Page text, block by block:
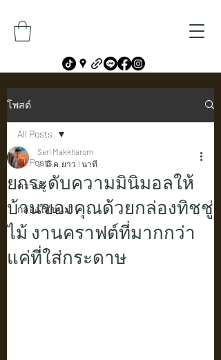
โพสต์
All Posts
ความรู้
กล่องใส่ขนม
All Posts
ยกระดับความมินิมอลให้
บ้านของคุณด้วยกล่องทิชชู่
ไม้ งานคราฟต์ที่มากกว่า
แค่ที่ใส่กระดาษ
Seri Makkharom
21 มี.ค. ยาว 1 นาที